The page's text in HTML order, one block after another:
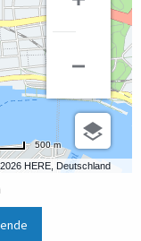
HERE, Deutschland
500 m